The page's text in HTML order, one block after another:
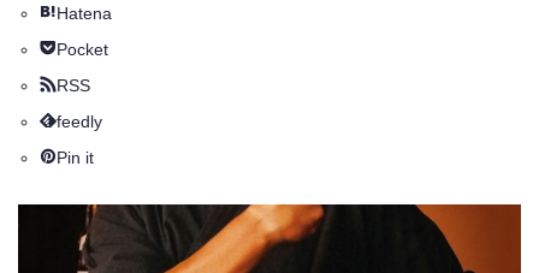
Hatena
Pocket
RSS
feedly
Pin it